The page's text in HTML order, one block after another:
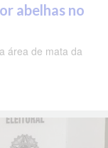
abelhas no
área de mata da